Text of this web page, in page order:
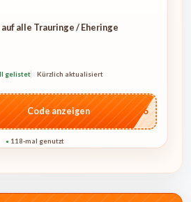
alle Trauringe / Eheringe
gelistet Kürzlich aktualisiert
…IT26
Code anzeigen
● 118-mal genutzt